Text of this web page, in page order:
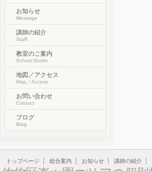
お知らせ
Message
講師の紹介
Staff
教室のご案内
School Guide
地図／アクセス
Map／Access
お問い合わせ
Contact
ブログ
Blog
トップページ 総合案内 お知らせ 講師の紹介